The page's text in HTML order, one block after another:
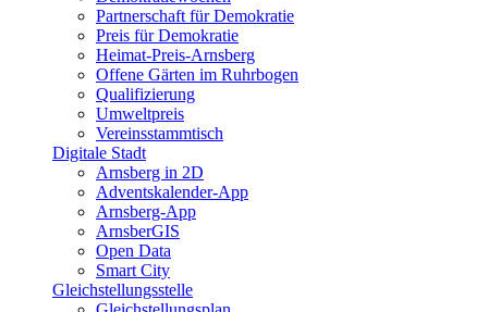
Partnerschaft für Demokratie
Preis für Demokratie
Heimat-Preis-Arnsberg
Offene Gärten im Ruhrbogen
Qualifizierung
Umweltpreis
Vereinsstammtisch
Digitale Stadt
Arnsberg in 2D
Adventskalender-App
Arnsberg-App
ArnsberGIS
Open Data
Smart City
Gleichstellungsstelle